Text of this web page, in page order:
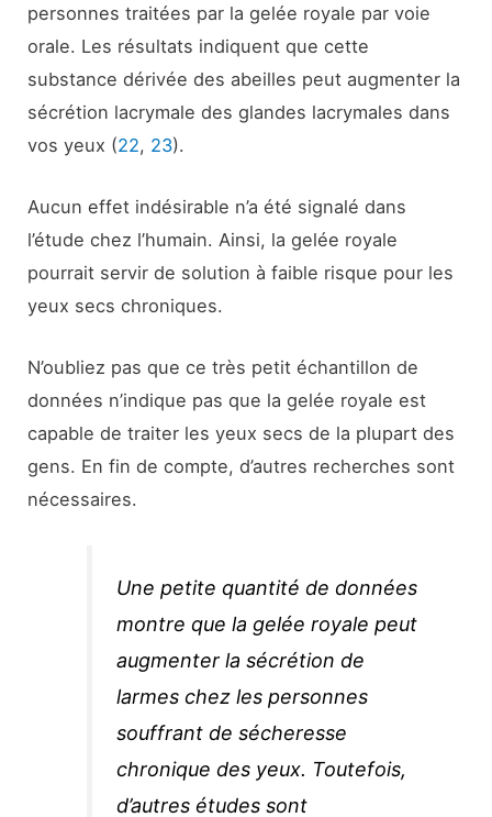
personnes traitées par la gelée royale par voie
orale. Les résultats indiquent que cette
substance dérivée des abeilles peut augmenter la
sécrétion lacrymale des glandes lacrymales dans
vos yeux (22, 23).
Aucun effet indésirable n’a été signalé dans
l’étude chez l’humain. Ainsi, la gelée royale
pourrait servir de solution à faible risque pour les
yeux secs chroniques.
N’oubliez pas que ce très petit échantillon de
données n’indique pas que la gelée royale est
capable de traiter les yeux secs de la plupart des
gens. En fin de compte, d’autres recherches sont
nécessaires.
Une petite quantité de données
montre que la gelée royale peut
augmenter la sécrétion de
larmes chez les personnes
souffrant de sécheresse
chronique des yeux. Toutefois,
d’autres études sont